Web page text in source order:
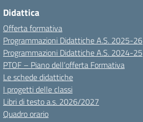
Didattica
Offerta formativa
Programmazioni Didattiche A.S. 2025-26
Programmazioni Didattiche A.S. 2024-25
PTOF – Piano dell’offerta Formativa
Le schede didattiche
I progetti delle classi
Libri di testo a.s. 2026/2027
Quadro orario